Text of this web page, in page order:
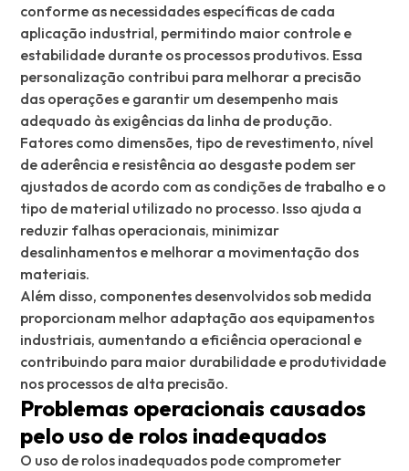
conforme as necessidades específicas de cada
aplicação industrial, permitindo maior controle e
estabilidade durante os processos produtivos. Essa
personalização contribui para melhorar a precisão
das operações e garantir um desempenho mais
adequado às exigências da linha de produção.
Fatores como dimensões, tipo de revestimento, nível
de aderência e resistência ao desgaste podem ser
ajustados de acordo com as condições de trabalho e o
tipo de material utilizado no processo. Isso ajuda a
reduzir falhas operacionais, minimizar
desalinhamentos e melhorar a movimentação dos
materiais.
Além disso, componentes desenvolvidos sob medida
proporcionam melhor adaptação aos equipamentos
industriais, aumentando a eficiência operacional e
contribuindo para maior durabilidade e produtividade
nos processos de alta precisão.
Problemas operacionais causados
pelo uso de rolos inadequados
O uso de rolos inadequados pode comprometer